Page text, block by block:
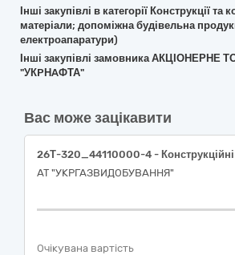
Інші закупівлі в категорії Конструкції та
матеріали; допоміжна будівельна
електроапаратури)
Інші закупівлі замовника АКЦІОНЕРНЕ
"УКPНAФТА"
Вас може зацікавити
АТ "УКРГАЗВИДОБУВАННЯ"
Очікувана вартість